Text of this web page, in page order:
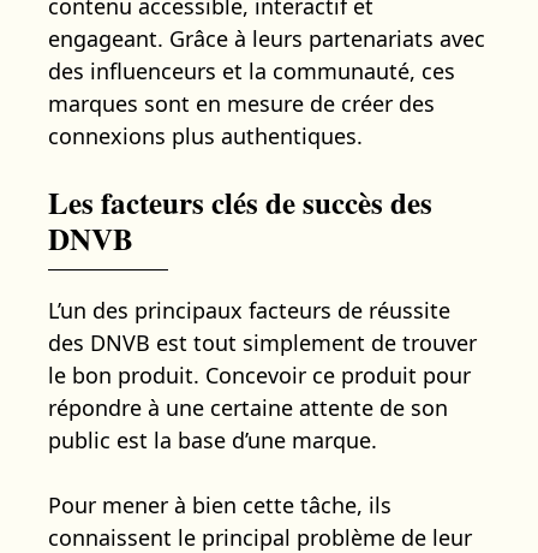
engageant. Grâce à leurs partenariats avec
des influenceurs et la communauté, ces
marques sont en mesure de créer des
connexions plus authentiques.
Les facteurs clés de succès des
DNVB
L’un des principaux facteurs de réussite
des DNVB est tout simplement de trouver
le bon produit. Concevoir ce produit pour
répondre à une certaine attente de son
public est la base d’une marque.
Pour mener à bien cette tâche, ils
connaissent le principal problème de leur